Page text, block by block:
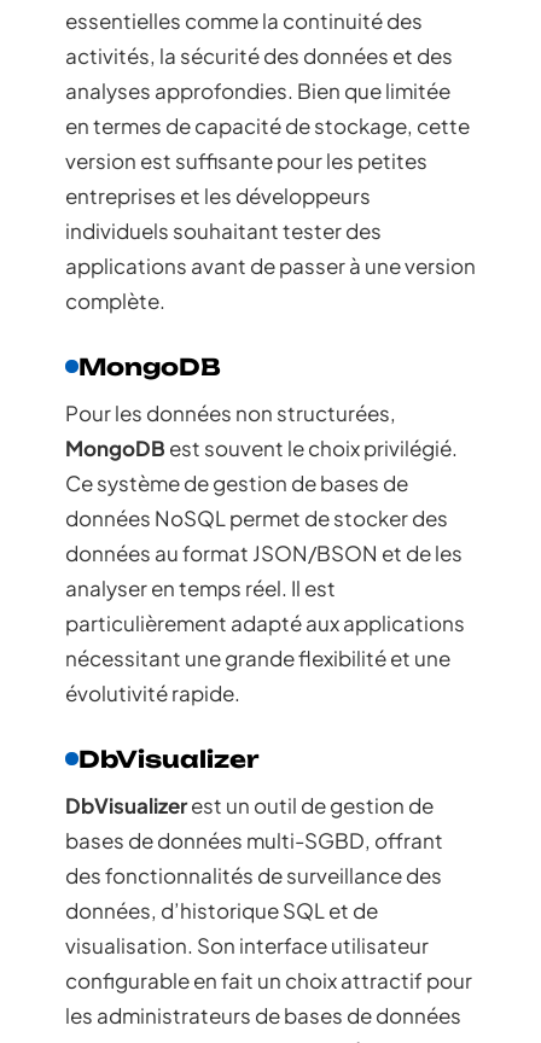
essentielles comme la continuité des
activités, la sécurité des données et des
analyses approfondies. Bien que limitée
en termes de capacité de stockage, cette
version est suffisante pour les petites
entreprises et les développeurs
individuels souhaitant tester des
applications avant de passer à une version
complète.
MongoDB
Pour les données non structurées,
MongoDB est souvent le choix privilégié.
Ce système de gestion de bases de
données NoSQL permet de stocker des
données au format JSON/BSON et de les
analyser en temps réel. Il est
particulièrement adapté aux applications
nécessitant une grande flexibilité et une
évolutivité rapide.
DbVisualizer
DbVisualizerest un outil de gestion de
bases de données multi-SGBD, offrant
des fonctionnalités de surveillance des
données, d’historique SQL et de
visualisation. Son interface utilisateur
configurable en fait un choix attractif pour
les administrateurs de bases de données